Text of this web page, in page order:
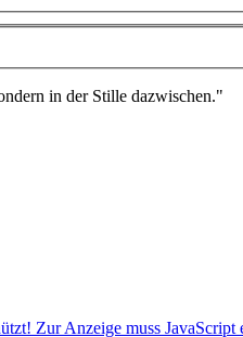
in der Stille dazwischen."
Zur Anzeige muss JavaScript